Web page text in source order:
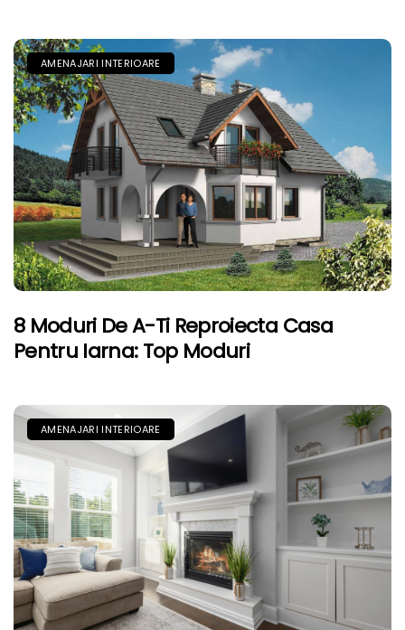
AMENAJARI INTERIOARE
8 Moduri De A-Ti Reproiecta Casa
Pentru Iarna: Top Moduri
AMENAJARI INTERIOARE